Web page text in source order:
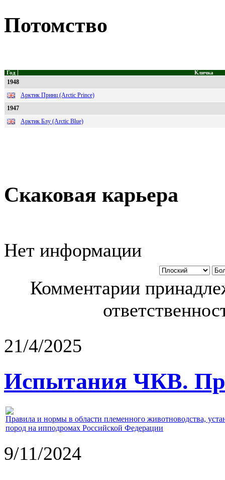
Потомство
Год Кличка
1948
Арктик Принц (Arctic Prince)
1947
Арктик Блу (Arctic Blue)
Скаковая карьера
Нет информации
Комментарии
21/4/2025
Испытания ЧКВ.
Правила и нормы в области племенного животноводства,
пород на ипподромах Российской Федерации
9/11/2024